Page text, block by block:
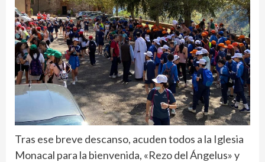
Tras ese breve descanso, acuden todos a la Iglesia
Monacal para la bienvenida, «Rezo del Ángelus» y